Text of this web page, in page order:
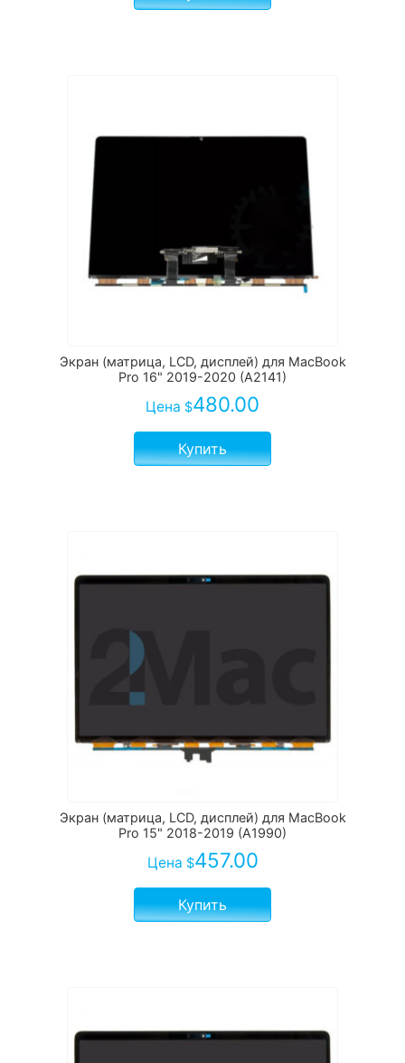
Экран (матрица, LCD, дисплей) для MacBook
Pro 16" 2019-2020 (A2141)
Цена $480.00
Купить
Экран (матрица, LCD, дисплей) для MacBook
Pro 15" 2018-2019 (A1990)
Цена $457.00
Купить